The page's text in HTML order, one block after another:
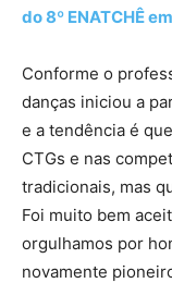
do 8º ENATCHÊ
Conforme o
danças iniciou a
e a tendência é
CTGs e nas
tradicionais, mas
Foi muito bem
orgulhamos por
novamente